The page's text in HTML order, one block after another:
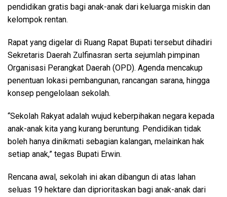
pendidikan gratis bagi anak-anak dari keluarga miskin dan
kelompok rentan.
Rapat yang digelar di Ruang Rapat Bupati tersebut dihadiri
Sekretaris Daerah Zulfinasran serta sejumlah pimpinan
Organisasi Perangkat Daerah (OPD). Agenda mencakup
penentuan lokasi pembangunan, rancangan sarana, hingga
konsep pengelolaan sekolah.
“Sekolah Rakyat adalah wujud keberpihakan negara kepada
anak-anak kita yang kurang beruntung. Pendidikan tidak
boleh hanya dinikmati sebagian kalangan, melainkan hak
setiap anak,” tegas Bupati Erwin.
Rencana awal, sekolah ini akan dibangun di atas lahan
seluas 19 hektare dan diprioritaskan bagi anak-anak dari